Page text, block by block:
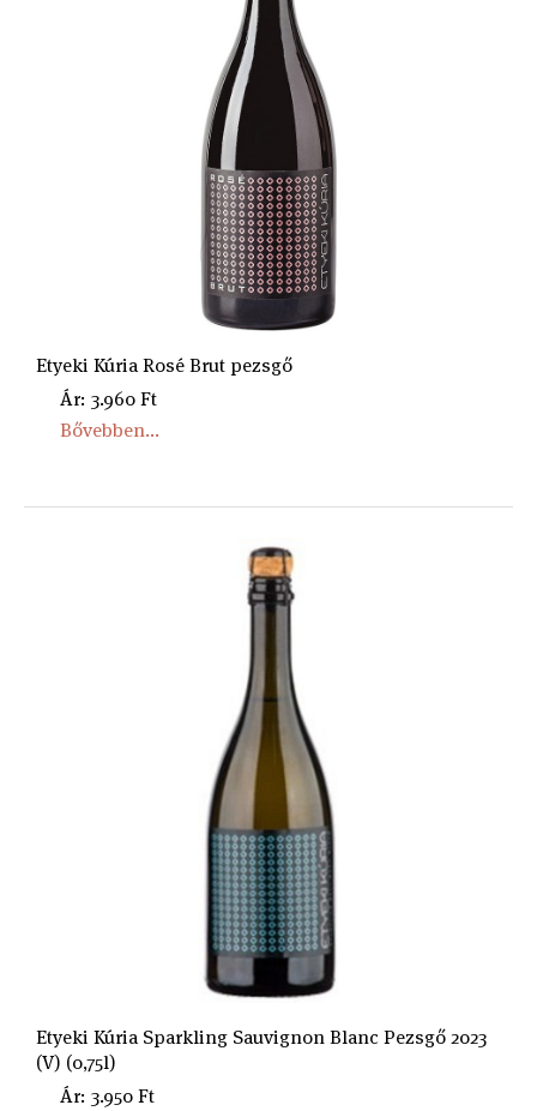
Etyeki Kúria Rosé Brut pezsgő
Ár: 3.960 Ft
Bővebben...
Etyeki Kúria Sparkling Sauvignon Blanc Pezsgő 2023
(V) (0,75l)
Ár: 3.950 Ft